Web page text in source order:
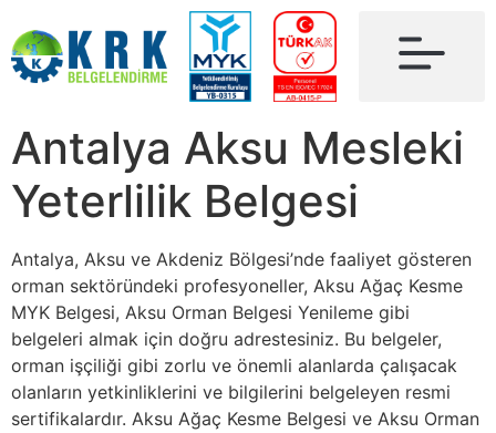
Antalya Aksu Mesleki
Yeterlilik Belgesi
Antalya, Aksu ve Akdeniz Bölgesi’nde faaliyet gösteren
orman sektöründeki profesyoneller, Aksu Ağaç Kesme
MYK Belgesi, Aksu Orman Belgesi Yenileme gibi
belgeleri almak için doğru adrestesiniz. Bu belgeler,
orman işçiliği gibi zorlu ve önemli alanlarda çalışacak
olanların yetkinliklerini ve bilgilerini belgeleyen resmi
sertifikalardır. Aksu Ağaç Kesme Belgesi ve Aksu Orman